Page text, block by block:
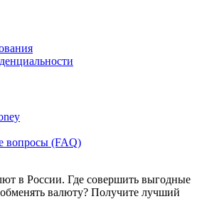
вопросы (FAQ)
в России. Где совершить выгодные
валюту? Получите лучший